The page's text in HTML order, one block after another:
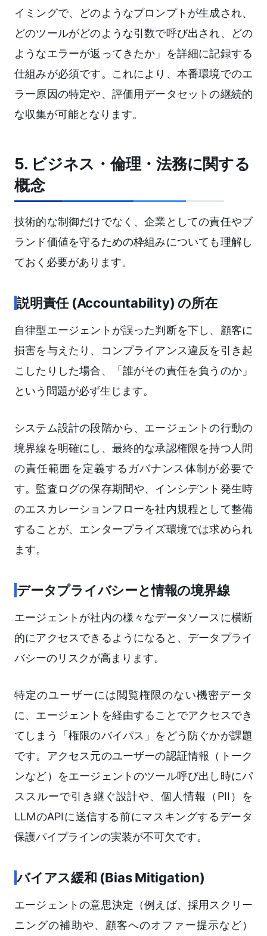
イミングで、どのようなプロンプトが生成され、
どのツールがどのような引数で呼び出され、どの
ようなエラーが返ってきたか」を詳細に記録する
仕組みが必須です。これにより、本番環境でのエ
ラー原因の特定や、評価用データセットの継続的
な収集が可能となります。
5. ビジネス・倫理・法務に関する
概念
技術的な制御だけでなく、企業としての責任やブ
ランド価値を守るための枠組みについても理解し
ておく必要があります。
説明責任 (Accountability) の所在
自律型エージェントが誤った判断を下し、顧客に
損害を与えたり、コンプライアンス違反を引き起
こしたりした場合、「誰がその責任を負うのか」
という問題が必ず生じます。
システム設計の段階から、エージェントの行動の
境界線を明確にし、最終的な承認権限を持つ人間
の責任範囲を定義するガバナンス体制が必要で
す。監査ログの保存期間や、インシデント発生時
のエスカレーションフローを社内規程として整備
することが、エンタープライズ環境では求められ
ます。
データプライバシーと情報の境界線
エージェントが社内の様々なデータソースに横断
的にアクセスできるようになると、データプライ
バシーのリスクが高まります。
特定のユーザーには閲覧権限のない機密データ
に、エージェントを経由することでアクセスでき
てしまう「権限のバイパス」をどう防ぐかが課題
です。アクセス元のユーザーの認証情報（トーク
ンなど）をエージェントのツール呼び出し時にパ
ススルーで引き継ぐ設計や、個人情報（PII）を
LLMのAPIに送信する前にマスキングするデータ
保護パイプラインの実装が不可欠です。
バイアス緩和 (Bias Mitigation)
エージェントの意思決定（例えば、採用スクリー
ニングの補助や、顧客へのオファー提示など）